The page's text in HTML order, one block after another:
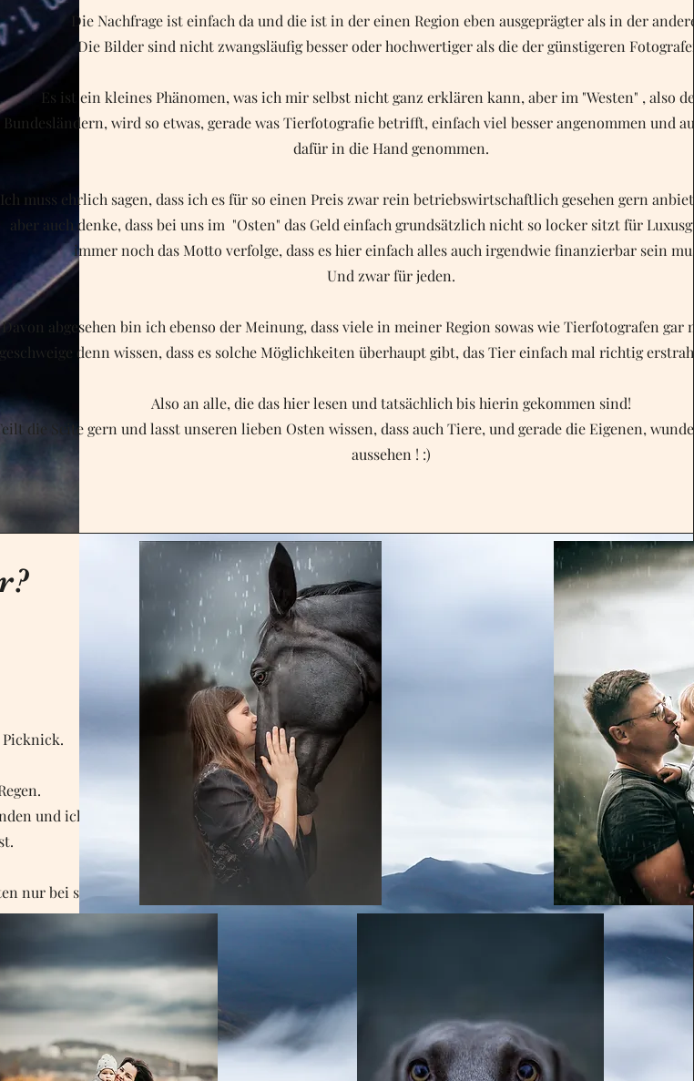
Die Nachfrage ist einfach da und die ist in der einen Region eben ausgeprägter als in der
Die Bilder sind nicht zwangsläufig besser oder hochwertiger als die der günstigeren
Es ist ein kleines Phänomen, was ich mir selbst nicht ganz erklären kann, aber im "Westen" , also
Bundesländern, wird so etwas, gerade was Tierfotografie betrifft, einfach viel besser angenommen und
dafür in die Hand genommen.
Ich muss ehrlich sagen, dass ich es für so einen Preis zwar rein betriebswirtschaftlich gesehen gern
aber auch denke, dass bei uns im "Osten" das Geld einfach grundsätzlich nicht so locker sitzt für
immer noch das Motto verfolge, dass es hier einfach alles auch irgendwie finanzierbar sein
Und zwar für jeden.
Davon abgesehen bin ich ebenso der Meinung, dass viele in meiner Region sowas wie Tierfotografen gar
geschweige denn wissen, dass es solche Möglichkeiten überhaupt gibt, das Tier einfach mal richtig
Also an alle, die das hier lesen und tatsächlich bis hierin gekommen sind!
die Seite gern und lasst unseren lieben Osten wissen, dass auch Tiere, und gerade die Eigenen,
aussehen ! :)
und ich muss sagen, es
nur bei strahlendem
Monaten eher auf